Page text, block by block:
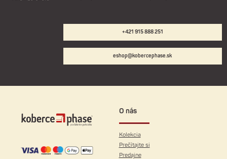
+421 915 888 251
eshop@kobercephase.sk
O nás
Kolekcia
Prečítajte si
Predajne